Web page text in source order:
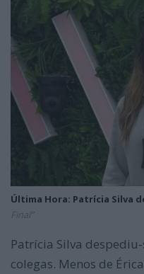
Última Hora: Patrícia Silva
Final”
Patrícia Silva
colegas. Menos de